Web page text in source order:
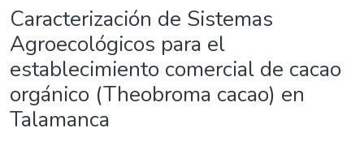
Caracterización de Sistemas
Agroecológicos para el
establecimiento comercial de cacao
orgánico (Theobroma cacao) en
Talamanca